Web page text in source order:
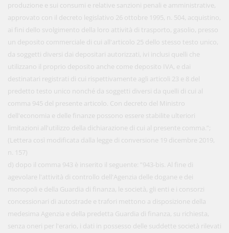
produzione e sui consumi e relative sanzioni penali e amministrative,
approvato con il decreto legislativo 26 ottobre 1995, n. 504, acquistino,
ai fini dello svolgimento della loro attività di trasporto, gasolio, presso
un deposito commerciale di cui all'articolo 25 dello stesso testo unico,
da soggetti diversi dai depositari autorizzati, ivi inclusi quelli che
utilizzano il proprio deposito anche come deposito IVA, e dai
destinatari registrati di cui rispettivamente agli articoli 23 e 8 del
predetto testo unico nonché da soggetti diversi da quelli di cui al
comma 945 del presente articolo. Con decreto del Ministro
dell'economia e delle finanze possono essere stabilite ulteriori
limitazioni all'utilizzo della dichiarazione di cui al presente comma.”;
(Lettera così modificata dalla legge di conversione 19 dicembre 2019,
n. 157)
d) dopo il comma 943 è inserito il seguente: ”943-bis. Al fine di
agevolare l'attività di controllo dell'Agenzia delle dogane e dei
monopoli e della Guardia di finanza, le società, gli enti e i consorzi
concessionari di autostrade e trafori mettono a disposizione della
medesima Agenzia e della predetta Guardia di finanza, su richiesta,
senza oneri per l'erario, i dati in possesso delle suddette società rilevati